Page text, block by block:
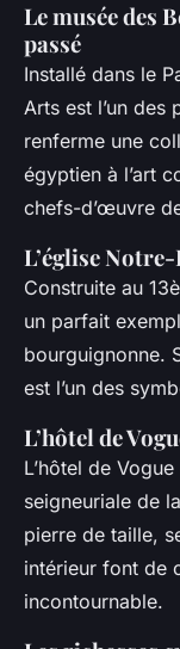
Le musée des
passé
Installé dans le
Arts est l’un des
renferme une
égyptien à l’art
chefs-d’œuvre
L’église
Construite au
un parfait
bourguignonne.
est l’un des
L’hôtel de
L’hôtel de
seigneuriale de
pierre de taille,
intérieur font de
incontournable.